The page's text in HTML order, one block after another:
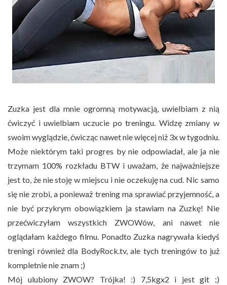
Zuzka jest dla mnie ogromną motywacją, uwielbiam z nią
ćwiczyć i uwielbiam uczucie po treningu. Widzę zmiany w
swoim wyglądzie, ćwicząc nawet nie więcej niż 3x w tygodniu.
Może niektórym taki progres by nie odpowiadał, ale ja nie
trzymam 100% rozkładu BTW i uważam, że najważniejsze
jest to, że nie stoję w miejscu i nie oczekuję na cud. Nic samo
się nie zrobi, a ponieważ trening ma sprawiać przyjemność, a
nie być przykrym obowiązkiem ja stawiam na Zuzkę! Nie
przećwiczyłam wszystkich ZWOWów, ani nawet nie
oglądałam każdego filmu. Ponadto Zuzka nagrywała kiedyś
treningi również dla BodyRock.tv, ale tych treningów to już
kompletnie nie znam ;)
Mój ulubiony ZWOW? Trójka! :) 7,5kgx2 i jest git ;)